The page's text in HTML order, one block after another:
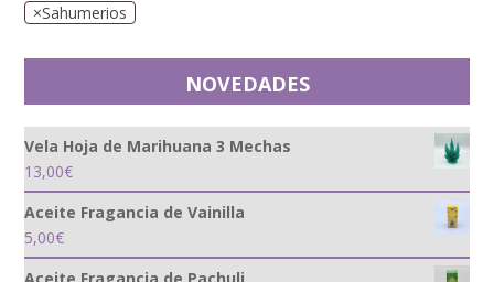
×Sahumerios
NOVEDADES
Vela Hoja de Marihuana 3 Mechas
13,00€
Aceite Fragancia de Vainilla
5,00€